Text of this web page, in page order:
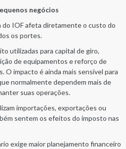
negócios
IOF afeta diretamente o custo do
os portes.
utilizadas para capital de giro,
de equipamentos e reforço de
O impacto é ainda mais sensível para
normalmente dependem mais de
suas operações.
importações, exportações ou
sentem os efeitos do imposto nas
exige maior planejamento financeiro